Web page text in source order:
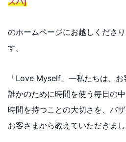
のホームページにお越しくださ
す。
「Love Myself」―私たちは、お
誰かのために時間を使う毎日の
時間を持つことの大切さを、バ
お客さまから教えていただきまし